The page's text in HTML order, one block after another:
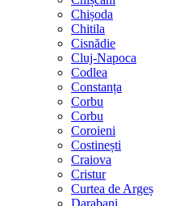
Chișoda
Chitila
Cisnădie
Cluj-Napoca
Codlea
Constanța
Corbu
Corbu
Coroieni
Costinești
Craiova
Cristur
Curtea de Argeș
Darabani